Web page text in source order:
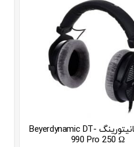
هدفون مانیتورینگ Beyerdynamic DT-
990 Pro 250 Ω